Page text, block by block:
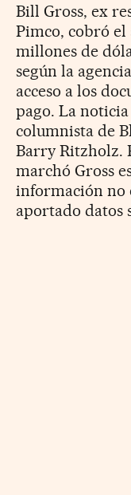
Bill Gross, ex
Pimco, cobró el
millones de
según la
acceso a los
pago. La
columnista de
Barry Ritzholz.
marchó Gross
información no
aportado datos